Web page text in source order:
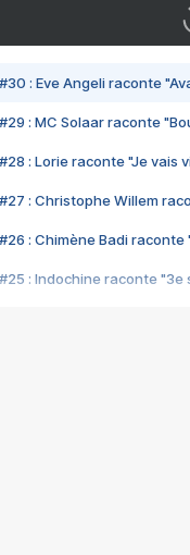
#30 : Eve Angeli raconte
#29 : MC Solaar raconte
#28 : Lorie raconte "Je vais
#27 : Christophe Willem
#26 : Chimène Badi raconte
#25 : Indochine raconte "3e